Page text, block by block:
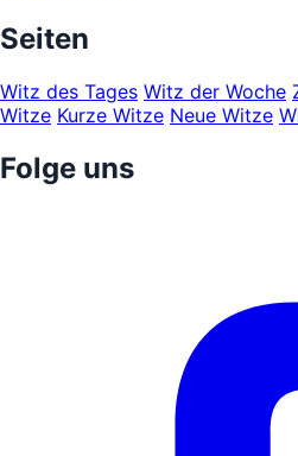
Seiten
Witz des Tages Witz der Woche
Witze Kurze Witze Neue Witze
Folge uns